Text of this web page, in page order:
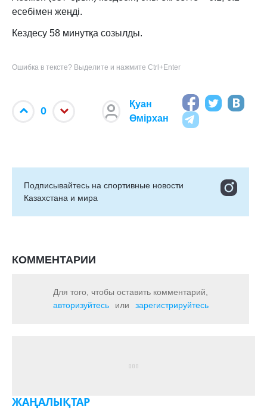
есебімен жеңді.
Кездесу 58 минутқа созылды.
Ошибка в тексте? Выделите и нажмите Ctrl+Enter
0
Қуан
Өмірхан
Подписывайтесь на cпортивные новости
Казахстана и мира
КОММЕНТАРИИ
Для того, чтобы оставить комментарий,
авторизуйтесь
или зарегистрируйтесь
ЖАҢАЛЫҚТАР